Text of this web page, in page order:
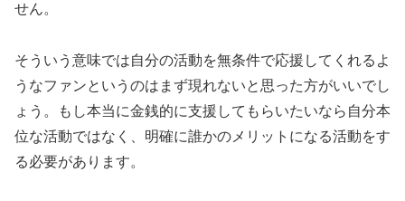
せん。
そういう意味では自分の活動を無条件で応援してくれるよ
うなファンというのはまず現れないと思った方がいいでし
ょう。もし本当に金銭的に支援してもらいたいなら自分本
位な活動ではなく、明確に誰かのメリットになる活動をす
る必要があります。